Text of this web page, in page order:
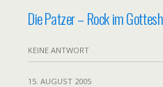
Die Patzer – Rock im
KEINE ANTWORT
15. AUGUST 2005